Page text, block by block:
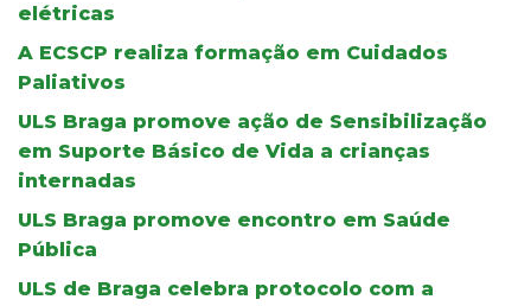
elétricas
A ECSCP realiza formação em Cuidados
Paliativos
ULS Braga promove ação de Sensibilização
em Suporte Básico de Vida a crianças
internadas
ULS Braga promove encontro em Saúde
Pública
ULS de Braga celebra protocolo com a